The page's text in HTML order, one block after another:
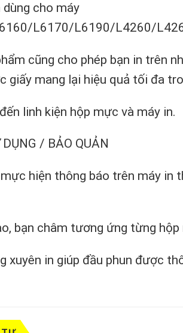
cho máy
L6170/L6190/L4260/
cũng cho phép bạn in trên
giấy mang lại hiệu quả tối đa
linh kiện hộp mực và máy in.
/ BẢO QUẢN
hiện thông báo trên máy in
bạn châm tương ứng từng
xuyên in giúp đầu phun được